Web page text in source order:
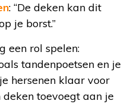
: “De deken kan dit
je borst.”
een rol spelen:
tandenpoetsen en je
hersenen klaar voor
deken toevoegt aan je